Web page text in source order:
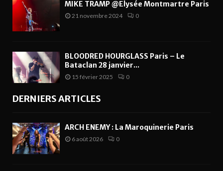
MIKE TRAMP @Elysée Montmartre Paris
21 novembre 2024 0
BLOODRED HOURGLASS Paris – Le
Bataclan 28 janvier...
15 février 2025 0
DERNIERS ARTICLES
ARCH ENEMY : La Maroquinerie Paris
6 août 2026 0